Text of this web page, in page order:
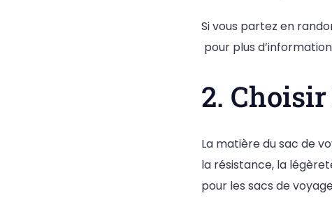
Si vous partez en
pour plus
2.
La matière du sac de
la résistance, la
pour les sacs de